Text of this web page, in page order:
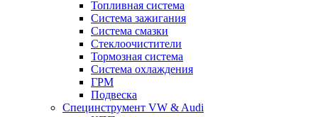
Топливная система
Система зажигания
Система смазки
Стеклоочистители
Тормозная система
Система охлаждения
ГРМ
Подвеска
Специнструмент VW & Audi